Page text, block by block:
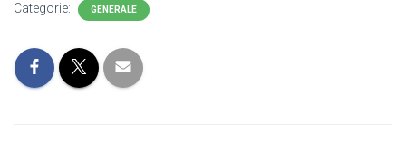
Categorie: GENERALE